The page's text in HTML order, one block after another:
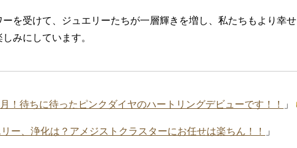
を受けて、ジュエリーたちが一層輝きを増し、私たちもより幸せ
みにしています。
！待ちに待ったピンクダイヤのハートリングデビューです！！ 」
ー、浄化は？アメジストクラスターにお任せは楽ちん！！ 」